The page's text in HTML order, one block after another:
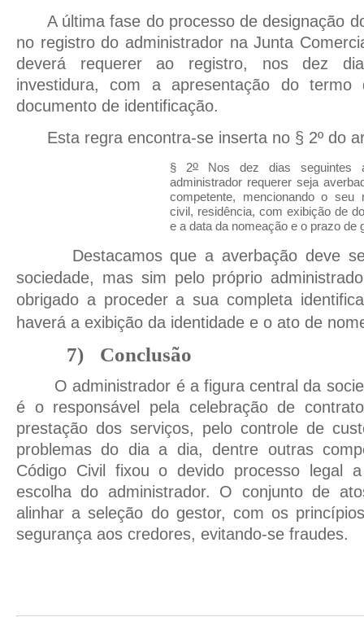
A última fase do processo de designação
no registro do administrador na Junta
deverá requerer ao registro, nos dez
investidura, com a apresentação do
documento de identificação.
Esta regra encontra-se inserta no § 2º do
§ 2oNos dez dias seguintes
administrador requerer seja
competente, mencionando o seu
civil, residência, com exibição de
e a data da nomeação e o prazo de
Destacamos que a averbação deve
sociedade, mas sim pelo próprio
obrigado a proceder a sua completa
haverá a exibição da identidade e o ato de
7) Conclusão
O administrador é a figura central da
é o responsável pela celebração de
prestação dos serviços, pelo controle de
problemas do dia a dia, dentre outras
Código Civil fixou o devido processo legal
escolha do administrador. O conjunto de
alinhar a seleção do gestor, com os
segurança aos credores, evitando-se fraudes.